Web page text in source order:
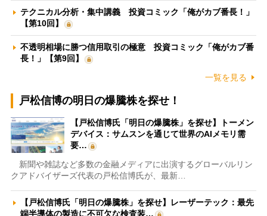
テクニカル分析・集中講義 投資コミック「俺がカブ番長！」
【第10回】
不透明相場に勝つ信用取引の極意 投資コミック「俺がカブ番
長！」【第9回】
一覧を見る
戸松信博の明日の爆騰株を探せ！
【戸松信博氏「明日の爆騰株」を探せ】トーメン
デバイス：サムスンを通じて世界のAIメモリ需
要…
新聞や雑誌など多数の金融メディアに出演するグローバルリン
クアドバイザーズ代表の戸松信博氏が、最新…
【戸松信博氏「明日の爆騰株」を探せ】レーザーテック：最先
端半導体の製造に不可欠な検査装…